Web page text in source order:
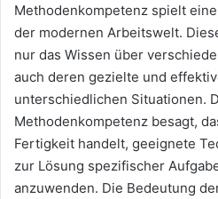
Methodenkompetenz spielt
der modernen Arbeitswelt.
nur das Wissen über
auch deren gezielte und
unterschiedlichen Situationen.
Methodenkompetenz besagt,
Fertigkeit handelt, geeignete
zur Lösung spezifischer
anzuwenden. Die Bedeutung